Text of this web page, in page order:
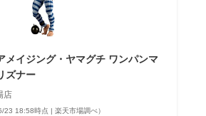
メイジング・ヤマグチ ワンパンマ
ズナー
店
23 18:58時点 | 楽天市場調べ）